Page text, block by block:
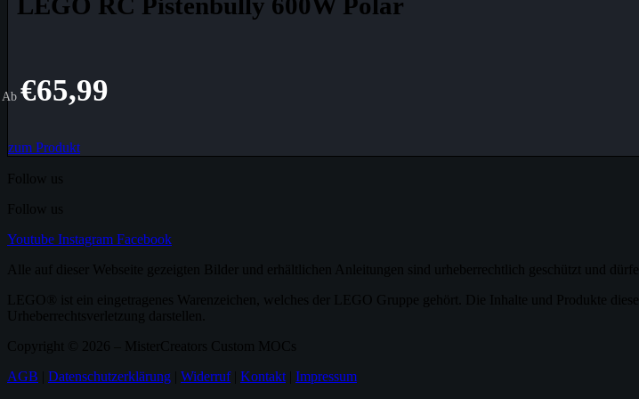
Ab €65,99
zum Produkt
Follow us
Follow us
Youtube Instagram Facebook
Alle auf dieser Webseite gezeigten Bilder und erhältlichen Anleitungen sind urheberrechtlich geschützt und
LEGO® ist ein eingetragenes Warenzeichen, welches der LEGO Gruppe gehört. Die Inhalte und Produkte
Urheberrechtsverletzung darstellen.
Copyright © 2026 – MisterCreators Custom MOCs
AGB
Datenschutzerklärung Widerruf| Kontakt
Impressum